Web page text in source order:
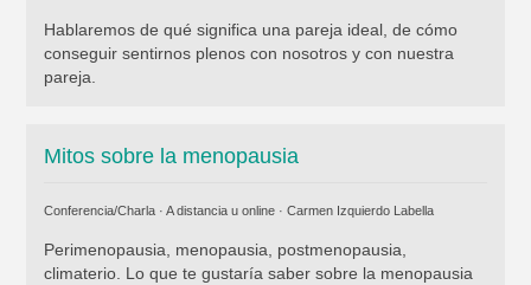
Hablaremos de qué significa una pareja ideal, de cómo
conseguir sentirnos plenos con nosotros y con nuestra
pareja.
Mitos sobre la menopausia
Conferencia/Charla · A distancia u online · Carmen Izquierdo Labella
Perimenopausia, menopausia, postmenopausia,
climaterio. Lo que te gustaría saber sobre la menopausia